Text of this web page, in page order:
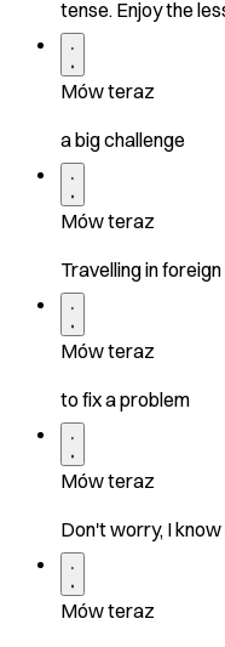
tense. Enjoy the
Mów teraz
a big challenge
Mów teraz
Travelling in
Mów teraz
to fix a problem
Mów teraz
Don't worry, I
Mów teraz